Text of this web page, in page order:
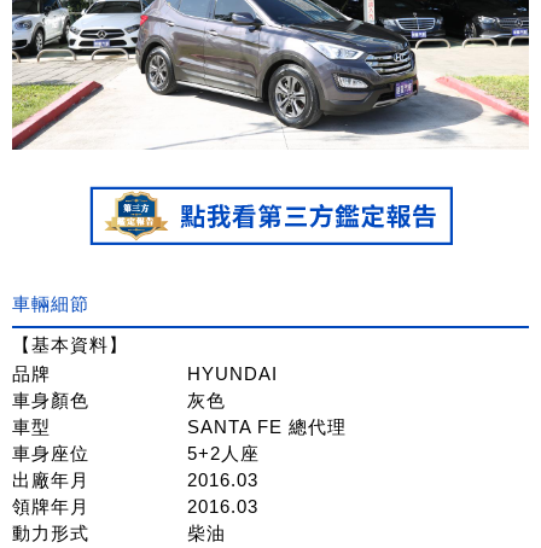
車輛細節
【基本資料】
品牌
HYUNDAI
車身顏色
灰色
車型
SANTA FE 總代理
車身座位
5+2人座
出廠年月
2016.03
領牌年月
2016.03
動力形式
柴油